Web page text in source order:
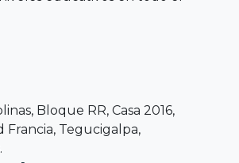
Bloque RR, Casa 2016,
Francia, Tegucigalpa,